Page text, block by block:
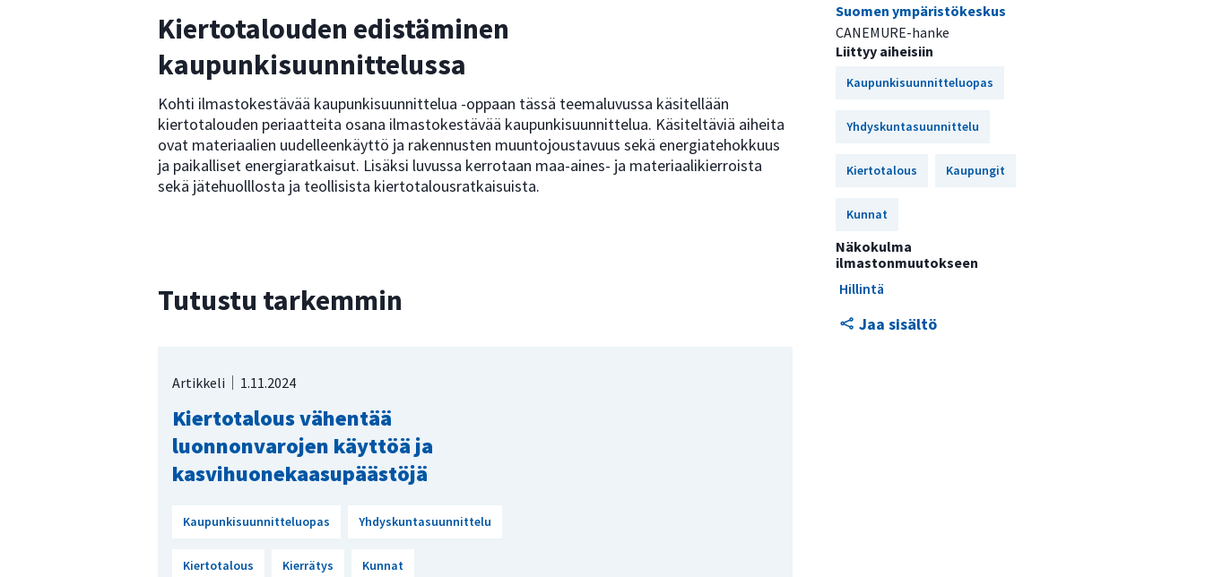
Kiertotalouden edistäminen
kaupunkisuunnittelussa
Kohti ilmastokestävää kaupunkisuunnittelua -oppaan tässä teemaluvussa käsitellään
kiertotalouden periaatteita osana ilmastokestävää kaupunkisuunnittelua. Käsiteltäviä aiheita
ovat materiaalien uudelleenkäyttö ja rakennusten muuntojoustavuus sekä energiatehokkuus
ja paikalliset energiaratkaisut. Lisäksi luvussa kerrotaan maa-aines- ja materiaalikierroista
sekä jätehuolllosta ja teollisista kiertotalousratkaisuista.
Tutustu tarkemmin
Artikkeli 1.11.2024
Kiertotalous vähentää
luonnonvarojen käyttöä ja
kasvihuonekaasupäästöjä
Kaupunkisuunnitteluopas Yhdyskuntasuunnittelu
Kiertotalous Kierrätys Kunnat
Suomen ympäristökeskus
CANEMURE-hanke
Liittyy aiheisiin
Kaupunkisuunnitteluopas
Yhdyskuntasuunnittelu
Kiertotalous Kaupungit
Kunnat
Näkokulma
ilmastonmuutokseen
Hillintä
Jaa sisältö